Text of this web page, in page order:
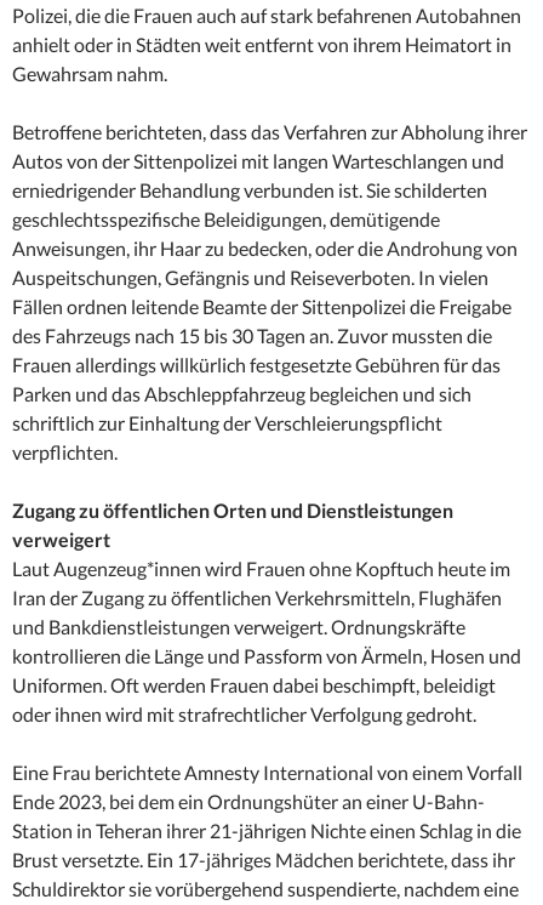
Polizei, die die Frauen auch auf stark befahrenen Autobahnen
anhielt oder in Städten weit entfernt von ihrem Heimatort in
Gewahrsam nahm.
Betroffene berichteten, dass das Verfahren zur Abholung ihrer
Autos von der Sittenpolizei mit langen Warteschlangen und
erniedrigender Behandlung verbunden ist. Sie schilderten
geschlechtsspezifische Beleidigungen, demütigende
Anweisungen, ihr Haar zu bedecken, oder die Androhung von
Auspeitschungen, Gefängnis und Reiseverboten. In vielen
Fällen ordnen leitende Beamte der Sittenpolizei die Freigabe
des Fahrzeugs nach 15 bis 30 Tagen an. Zuvor mussten die
Frauen allerdings willkürlich festgesetzte Gebühren für das
Parken und das Abschleppfahrzeug begleichen und sich
schriftlich zur Einhaltung der Verschleierungspflicht
verpflichten.
Zugang zu öffentlichen Orten und Dienstleistungen
verweigert
Laut Augenzeug*innen wird Frauen ohne Kopftuch heute im
Iran der Zugang zu öffentlichen Verkehrsmitteln, Flughäfen
und Bankdienstleistungen verweigert. Ordnungskräfte
kontrollieren die Länge und Passform von Ärmeln, Hosen und
Uniformen. Oft werden Frauen dabei beschimpft, beleidigt
oder ihnen wird mit strafrechtlicher Verfolgung gedroht.
Eine Frau berichtete Amnesty International von einem Vorfall
Ende 2023, bei dem ein Ordnungshüter an einer U-Bahn-
Station in Teheran ihrer 21-jährigen Nichte einen Schlag in die
Brust versetzte. Ein 17-jähriges Mädchen berichtete, dass ihr
Schuldirektor sie vorübergehend suspendierte, nachdem eine